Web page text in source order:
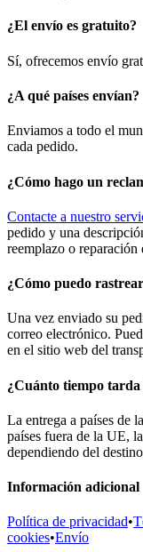
¿El envío es gratuito?
Sí, ofrecemos envío
¿A qué países envían?
Enviamos a todo el
cada pedido.
¿Cómo hago un
Contacte a nuestro
pedido y una
reemplazo o reparación
¿Cómo puedo
Una vez enviado su
correo electrónico.
en el sitio web del
¿Cuánto tiempo
La entrega a países de
países fuera de la UE,
dependiendo del
Información adicional
Política de privacidad•
cookies•Envío